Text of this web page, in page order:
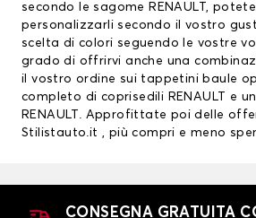
secondo le sagome RENAULT,
personalizzarli secondo il vostro
scelta di colori seguendo le vostre
grado di offrirvi anche una
il vostro ordine sui tappetini baule
completo di coprisedili RENAULT
e
RENAULT. Approfittate poi delle
Stilistauto.it , più compri e meno
CONSEGNA GRATUITA